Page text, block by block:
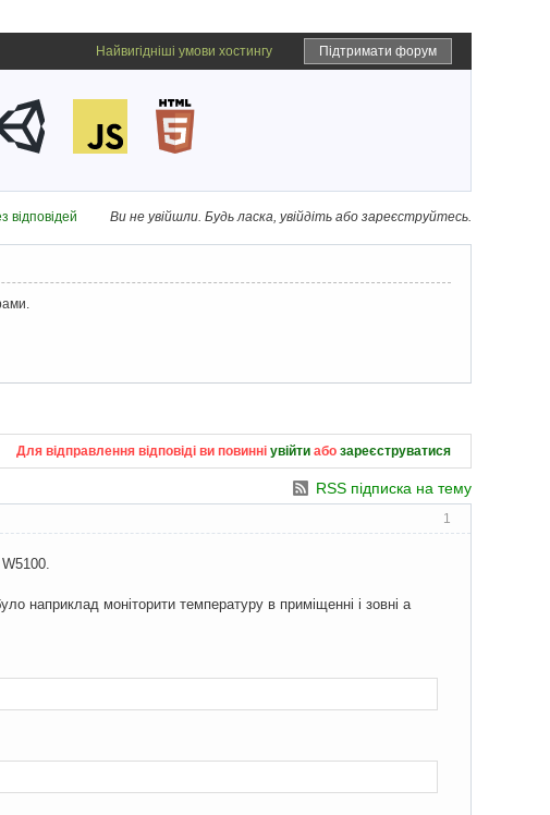
Підтримати форум
Найвигідніші умови хостингу
Ви не увійшли. Будь ласка, увійдіть або зареєструйтесь.
відповідей
Для відправлення відповіді ви повинні увійти або зареєструватися
RSS підписка на тему
1
наприклад моніторити температуру в приміщенні і зовні а